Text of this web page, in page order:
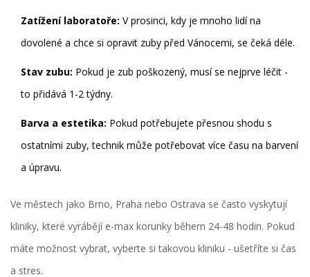
Zatížení laboratoře: V prosinci, kdy je mnoho lidí na
dovolené a chce si opravit zuby před Vánocemi, se čeká déle.
Stav zubu: Pokud je zub poškozený, musí se nejprve léčit -
to přidává 1-2 týdny.
Barva a estetika: Pokud potřebujete přesnou shodu s
ostatními zuby, technik může potřebovat více času na barvení
a úpravu.
Ve městech jako Brno, Praha nebo Ostrava se často vyskytují
kliniky, které vyrábějí e-max korunky během 24-48 hodin. Pokud
máte možnost vybrat, vyberte si takovou kliniku - ušetříte si čas
a stres.